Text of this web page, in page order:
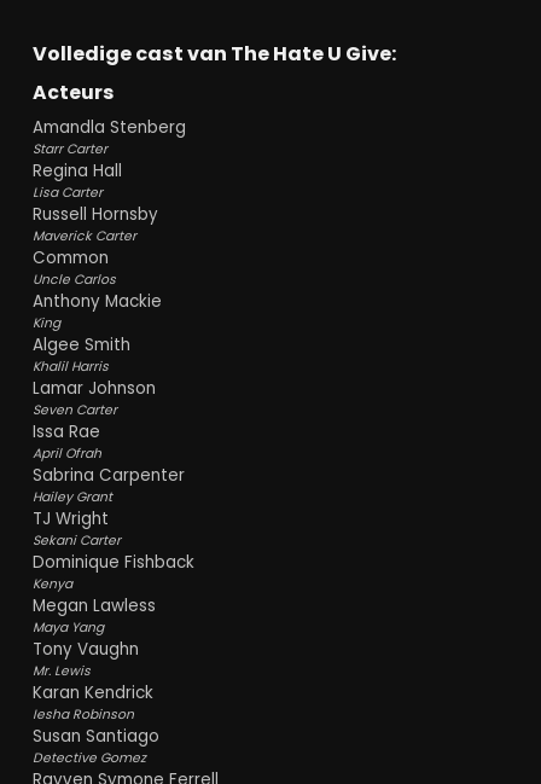
Mackie
The Hate U Give is een coming-of-age drama
film waarin Starr Carter (Stenberg) constant
moet balanceren tussen twee werelden.
Switchen tussen haar thuiswereld, een arme
vooral gekleurde woonwijk, en de wereld van
de rijke privéschool Williamson Prep en dure
feestjes. Hoe kan ze deze werelden van
realiteit en toekomstperspectieven
combineren?
De balans wordt al snel nog meer op de
proef gesteld door de fatale schietpartij
door een politieagent waarbij ze Khalil, haar
beste jeugdvriend verliest. Dit is het begin
van een nationale discussie en ook Starr's
strijd, waarin ze haar eigen gevoel en
krachtige stem naar de buitenwereld
ontwikkelt. Een stem voor compassie en
gerechtigheid. Een film die perfect past in
deze tijd.
Volledige cast van The Hate U Give:
Acteurs
Amandla Stenberg
Starr Carter
Regina Hall
Lisa Carter
Russell Hornsby
Maverick Carter
Common
Uncle Carlos
Anthony Mackie
King
Algee Smith
Khalil Harris
Lamar Johnson
Seven Carter
Issa Rae
April Ofrah
Sabrina Carpenter
Hailey Grant
TJ Wright
Sekani Carter
Dominique Fishback
Kenya
Megan Lawless
Maya Yang
Tony Vaughn
Mr. Lewis
Karan Kendrick
Iesha Robinson
Susan Santiago
Detective Gomez